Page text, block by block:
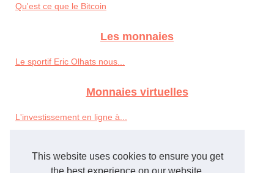
This website uses cookies to ensure you get
Qu'est ce que le Bitcoin
Les monnaies
Le sportif Eric Olhats nous...
Monnaies virtuelles
L'investissement en ligne à...
Prévention aux fraudes sur...